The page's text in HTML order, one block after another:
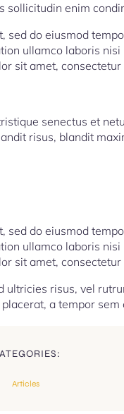
enim
do eiusmod
ullamco laboris
sit amet,
senectus et
risus, blandit
do eiusmod
ullamco laboris
sit amet,
risus, vel
a tempor
Articles